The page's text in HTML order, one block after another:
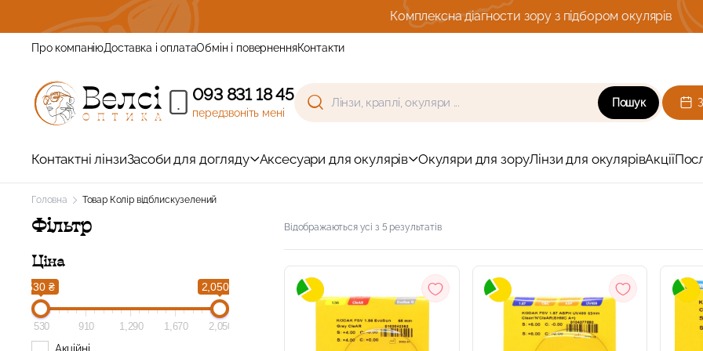
знижку Комплексна діагности зору з підбором окулярів
Про компаніюДоставка і оплатаОбмін і поверненняКонтакти
093 831 18 45
передзвоніть мені
Пошук
Контактні лінзиЗасоби для догляду Аксесуари для окулярів Окуляри для зоруЛінзи для окулярівАкції
Головна Товар Колір відблискузелений
Відображаються усі з 5 результатів
Фільтр
Ціна
530 ₴ 2,050 ₴
530 910 1,290 1,670 2,050
Акційні